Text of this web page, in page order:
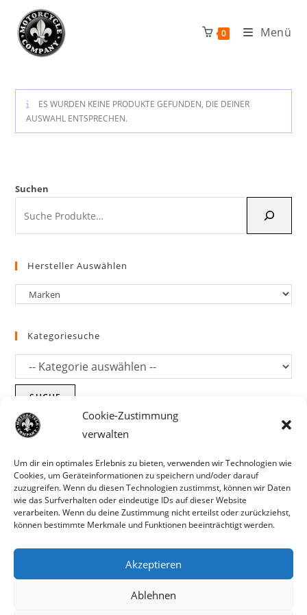
Cookie-Zustimmung
verwalten
Um dir ein optimales Erlebnis zu bieten, verwenden wir Technologien wie
Cookies, um Geräteinformationen zu speichern und/oder darauf
zuzugreifen. Wenn du diesen Technologien zustimmst, können wir Daten
wie das Surfverhalten oder eindeutige IDs auf dieser Website
verarbeiten. Wenn du deine Zustimmung nicht erteilst oder zurückziehst,
können bestimmte Merkmale und Funktionen beeinträchtigt werden.
Akzeptieren
Ablehnen
Parts für Harley Davidson, Indian und
Inhalt
springen
0 Menü
ES WURDEN KEINE PRODUKTE GEFUNDEN, DIE DEINER
AUSWAHL ENTSPRECHEN.
Suchen
Hersteller Auswählen
Kategoriesuche
SUCHE